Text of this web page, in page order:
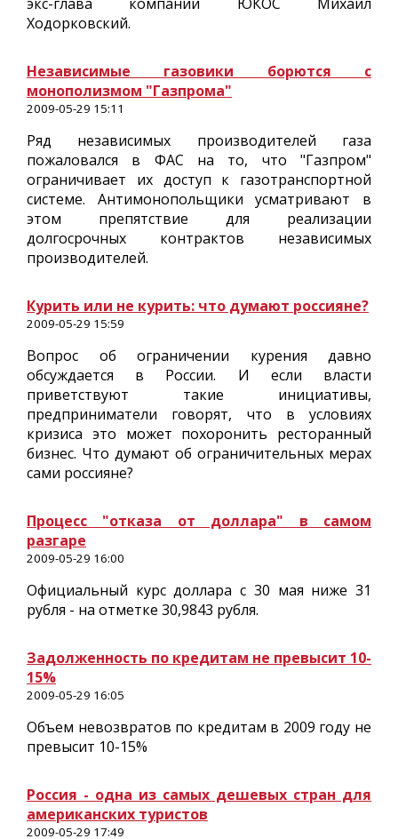
Ходорковский.
Независимые газовики борются с
монополизмом "Газпрома"
2009-05-29 15:11
Ряд независимых производителей газа
пожаловался в ФАС на то, что "Газпром"
ограничивает их доступ к газотранспортной
системе. Антимонопольщики усматривают в
этом препятствие для реализации
долгосрочных контрактов независимых
производителей.
Курить или не курить: что думают россияне?
2009-05-29 15:59
Вопрос об ограничении курения давно
обсуждается в России. И если власти
приветствуют такие инициативы,
предприниматели говорят, что в условиях
кризиса это может похоронить ресторанный
бизнес. Что думают об ограничительных мерах
сами россияне?
Процесс "отказа от доллара" в самом
разгаре
2009-05-29 16:00
Официальный курс доллара с 30 мая ниже 31
рубля - на отметке 30,9843 рубля.
Задолженность по кредитам не превысит 10-
15%
2009-05-29 16:05
Объем невозвратов по кредитам в 2009 году не
превысит 10-15%
Россия - одна из самых дешевых стран для
американских туристов
2009-05-29 17:49